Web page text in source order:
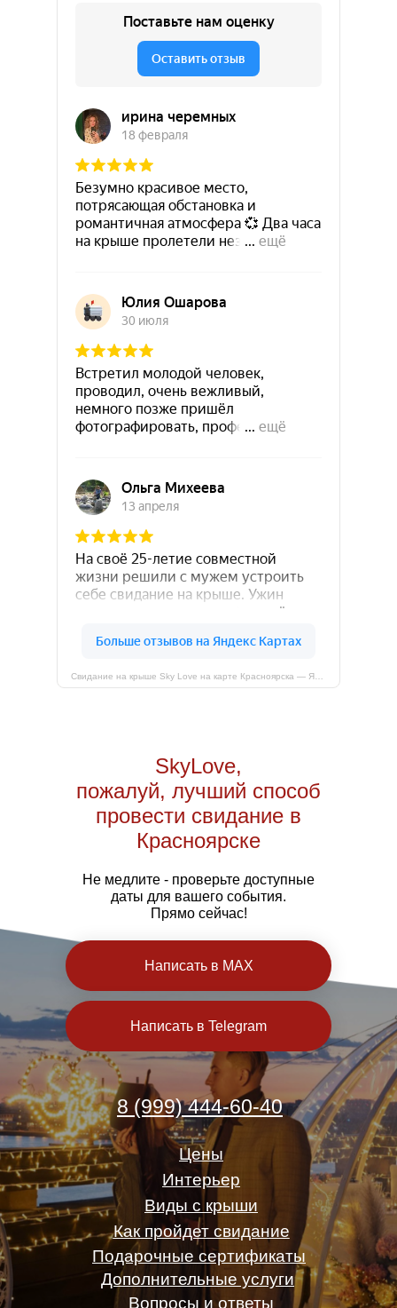
SkyLove,
пожалуй, лучший способ
провести свидание в
Красноярске
Не медлите - проверьте доступные
даты для вашего события.
Прямо сейчас!
Написать в MAX
Написать в Telegram
8 (999) 444-60-40
Подарочные сертификаты
Вопросы и ответы
Виды с крыши
Интерьер
Цены
Дополнительные услуги
Как пройдет свидание